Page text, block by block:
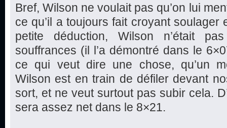
Bref, Wilson ne voulait pas qu’on lui
ce qu’il a toujours fait croyant soulager
petite déduction, Wilson n’était
souffrances (il l’a démontré dans le
ce qui veut dire une chose, qu’un
Wilson est en train de défiler devant
sort, et ne veut surtout pas subir cela.
sera assez net dans le 8×21.